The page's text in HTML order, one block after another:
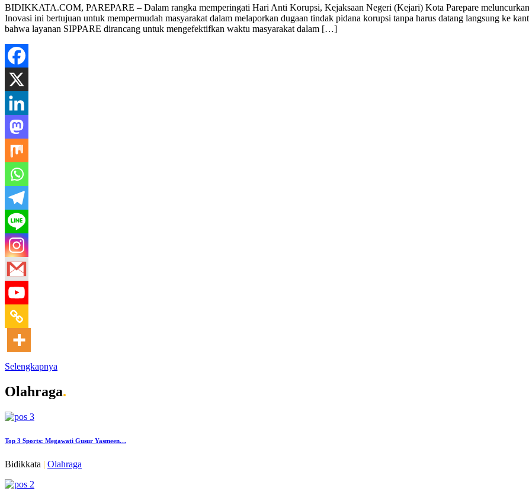
BIDIKKATA.COM, PAREPARE – Dalam rangka memperingati Hari Anti Korupsi, Kejaksaan Negeri (Kejari) Kota Parepare
Inovasi ini bertujuan untuk mempermudah masyarakat dalam melaporkan dugaan tindak pidana korupsi tanpa harus datang langsung ke
bahwa layanan SIPPARE dirancang untuk mengefektifkan waktu masyarakat dalam […]
Selengkapnya
Olahraga.
Top 3 Sports: Megawati Gusur Yasmeen…
Bidikkata | Olahraga